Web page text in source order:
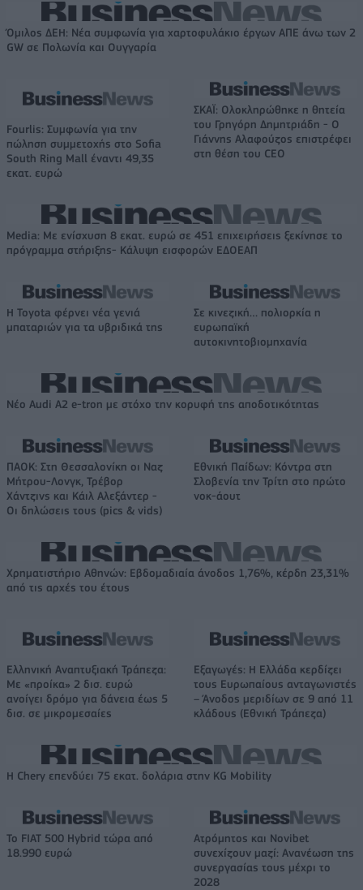
Όμιλος ΔΕΗ: Νέα συμφωνία για χαρτοφυλάκιο έργων ΑΠΕ άνω των 2
GW σε Πολωνία και Ουγγαρία
Fourlis: Συμφωνία για την
πώληση συμμετοχής στο Sofia
South Ring Mall έναντι 49,35
εκατ. ευρώ
ΣΚΑΪ: Ολοκληρώθηκε η θητεία
του Γρηγόρη Δημητριάδη - Ο
Γιάννης Αλαφούζος επιστρέφει
στη θέση του CEO
Media: Με ενίσχυση 8 εκατ. ευρώ σε 451 επιχειρήσεις ξεκίνησε το
πρόγραμμα στήριξης- Κάλυψη εισφορών ΕΔΟΕΑΠ
Η Toyota φέρνει νέα γενιά
μπαταριών για τα υβριδικά της
Σε κινεζική… πολιορκία η
ευρωπαϊκή
αυτοκινητοβιομηχανία
Νέο Audi A2 e-tron με στόχο την κορυφή της αποδοτικότητας
ΠΑΟΚ: Στη Θεσσαλονίκη οι Ναζ
Μήτρου-Λονγκ, Τρέβορ
Χάντζινς και Κάιλ Αλεξάντερ -
Οι δηλώσεις τους (pics & vids)
Εθνική Παίδων: Κόντρα στη
Σλοβενία την Τρίτη στο πρώτο
νοκ-άουτ
Χρηματιστήριο Αθηνών: Εβδομαδιαία άνοδος 1,76%, κέρδη 23,31%
από τις αρχές του έτους
Ελληνική Αναπτυξιακή Τράπεζα:
Με «προίκα» 2 δισ. ευρώ
ανοίγει δρόμο για δάνεια έως 5
δισ. σε μικρομεσαίες
Εξαγωγές: Η Ελλάδα κερδίζει
τους Ευρωπαίους ανταγωνιστές
– Άνοδος μεριδίων σε 9 από 11
κλάδους (Εθνική Τράπεζα)
Η Chery επενδύει 75 εκατ. δολάρια στην KG Mobility
Το FIAT 500 Hybrid τώρα από
18.990 ευρώ
Ατρόμητος και Novibet
συνεχίζουν μαζί: Ανανέωση της
συνεργασίας τους μέχρι το
2028